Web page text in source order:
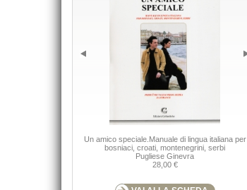
Un amico speciale.Manuale di lingua italiana per
bosniaci, croati, montenegrini, serbi
Pugliese Ginevra
28,00 €